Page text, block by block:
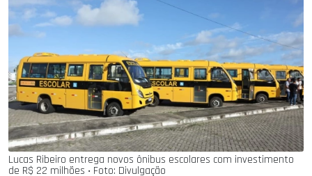
Lucas Ribeiro entrega novos ônibus escolares com investimento
de R$ 22 milhões ‧ Foto: Divulgação